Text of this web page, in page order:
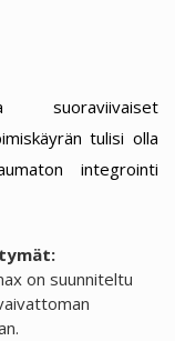
tulisi olla
integrointi
on suunniteltu